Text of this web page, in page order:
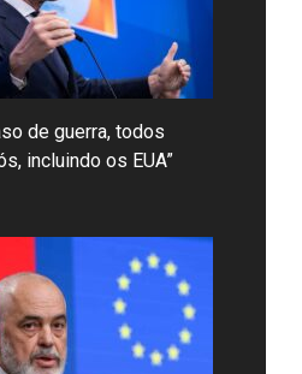
de guerra, todos
incluindo os EUA”